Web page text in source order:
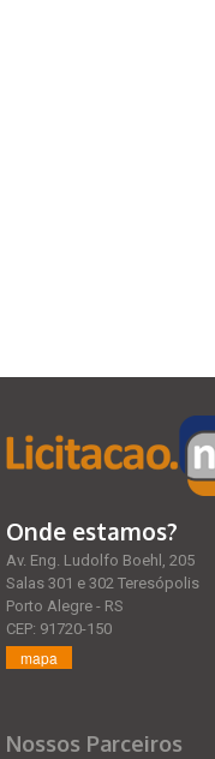
Onde estamos?
Av. Eng. Ludolfo Boehl, 205
Salas 301 e 302 Teresópolis
Porto Alegre - RS
CEP: 91720-150
mapa
Nossos Parceiros